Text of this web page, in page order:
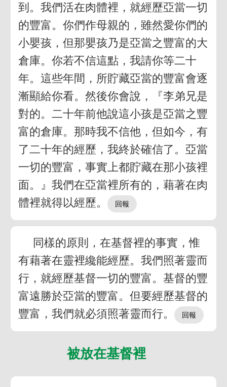
到。我們活在肉體裡，就經歷亞當一切
的豐富。你們作母親的，雖然愛你們的
小嬰孩，但那嬰孩乃是亞當之豐富的大
倉庫。你若不信這點，我請你等二十
年。這些年間，所貯藏亞當的豐富會逐
漸顯給你看。然後你會說，『李弟兄是
對的。二十年前他說這小孩是亞當之豐
富的倉庫。那時我不信他，但如今，有
了二十年的經歷，我終於確信了。亞當
一切的豐富，事實上都貯藏在那小孩裡
面。』我們在亞當裡所有的，藉著在肉
體裡就得以經歷。
同樣的原則，在基督裡的事實，惟
有藉著在靈裡纔能經歷。我們照著靈而
行，就經歷基督一切的豐富。基督的豐
富遠勝於亞當的豐富。但要經歷基督的
豐富，我們就必須照著靈而行。
被放在基督裡